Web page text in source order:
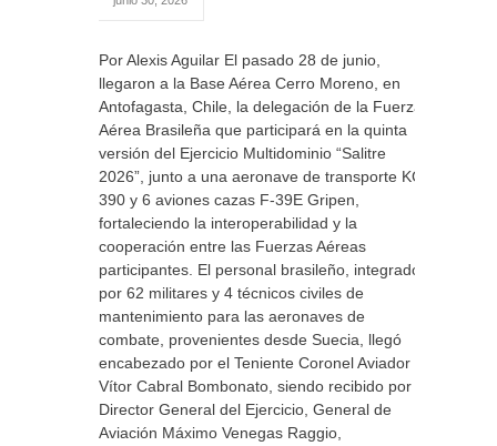
Por Alexis Aguilar El pasado 28 de junio,
llegaron a la Base Aérea Cerro Moreno, en
Antofagasta, Chile, la delegación de la Fuerza
Aérea Brasileña que participará en la quinta
versión del Ejercicio Multidominio “Salitre
2026”, junto a una aeronave de transporte KC-
390 y 6 aviones cazas F-39E Gripen,
fortaleciendo la interoperabilidad y la
cooperación entre las Fuerzas Aéreas
participantes. El personal brasileño, integrado
por 62 militares y 4 técnicos civiles de
mantenimiento para las aeronaves de
combate, provenientes desde Suecia, llegó
encabezado por el Teniente Coronel Aviador
Vítor Cabral Bombonato, siendo recibido por el
Director General del Ejercicio, General de
Aviación Máximo Venegas Raggio,